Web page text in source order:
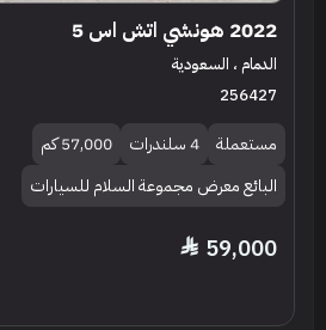
2022 هونشي اتش اس 5
الدمام ، السعودية
256427
مستعملة 4 سلندرات
57,000 كم
البائع معرض مجموعة السلام للسيارات
59,000